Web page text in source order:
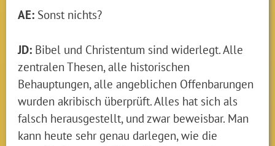
AE: Sonst nichts?
JD: Bibel und Christentum sind widerlegt. Alle
zentralen Thesen, alle historischen
Behauptungen, alle angeblichen Offenbarungen
wurden akribisch überprüft. Alles hat sich als
falsch herausgestellt, und zwar beweisbar. Man
kann heute sehr genau darlegen, wie die